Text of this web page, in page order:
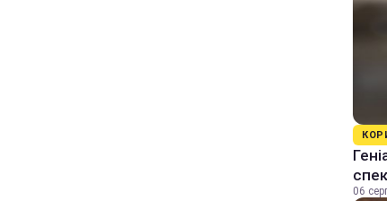
06